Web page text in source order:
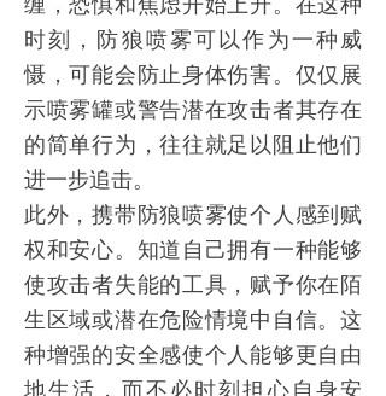
缠，恐惧和焦虑开始上升。在这种
时刻，
防狼喷雾可以作为一种威
慑，可能会防止身体伤害。仅仅展
示喷雾罐或警告潜在攻击者其存在
的简单行为，往往就足以阻止他们
进一步追击。
此外，携带 防狼喷雾使个人感到赋
权和安心。知道自己拥有一种能够
使攻击者失能的工具，赋予你在陌
生区域或潜在危险情境中自信。这
种增强的安全感使个人能够更自由
地生活，而不必时刻担心自身安